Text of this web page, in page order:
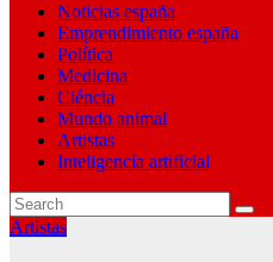
Noticias españa
Emprendimiento españa
Política
Medicina
Ciéncia
Mundo animal
Artistas
Inteligencia artificial
Artistas